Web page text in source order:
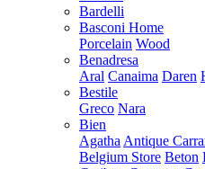
Bardelli
Basconi Home
Porcelain Wood
Benadresa
Aral Canaima Daren
Bestile
Greco Nara
Bien
Agatha Antique
Belgium Store Beton